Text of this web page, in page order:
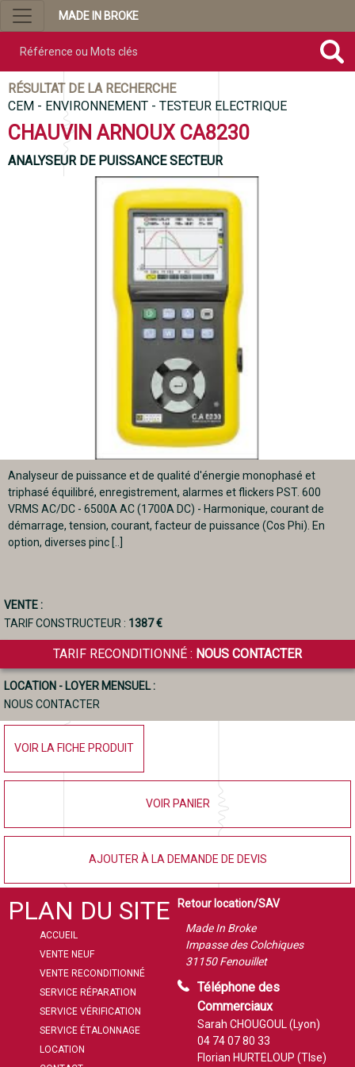
MADE IN BROKE
RÉSULTAT DE LA RECHERCHE
CEM - ENVIRONNEMENT - TESTEUR ELECTRIQUE
CHAUVIN ARNOUX CA8230
ANALYSEUR DE PUISSANCE SECTEUR
Analyseur de puissance et de qualité d'énergie monophasé et
triphasé équilibré, enregistrement, alarmes et flickers PST. 600
VRMS AC/DC - 6500A AC (1700A DC) - Harmonique, courant de
démarrage, tension, courant, facteur de puissance (Cos Phi). En
option, diverses pinc [..]
VENTE :
TARIF CONSTRUCTEUR : 1387 €
TARIF RECONDITIONNÉ : NOUS CONTACTER
LOCATION - LOYER MENSUEL :
NOUS CONTACTER
VOIR LA FICHE PRODUIT
VOIR PANIER
AJOUTER À LA DEMANDE DE DEVIS
PLAN DU SITE
ACCUEIL
VENTE NEUF
VENTE RECONDITIONNÉ
SERVICE RÉPARATION
SERVICE VÉRIFICATION
SERVICE ÉTALONNAGE
LOCATION
Retour location/SAV
Made In Broke
Impasse des Colchiques
31150 Fenouillet
Téléphone des
Commerciaux
Sarah CHOUGOUL (Lyon)
04 74 07 80 33
Florian HURTELOUP (Tlse)